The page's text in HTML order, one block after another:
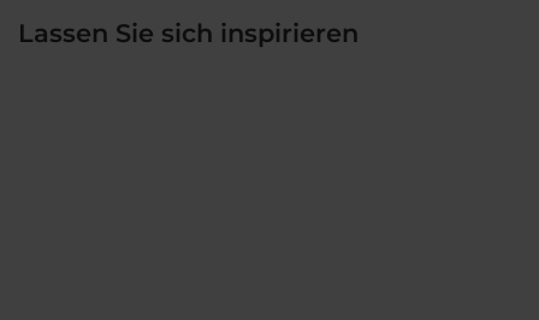
Lassen Sie sich inspirieren